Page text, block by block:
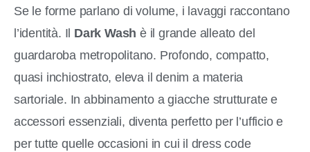
Se le forme parlano di volume, i lavaggi raccontano
l’identità. Il Dark Wash è il grande alleato del
guardaroba metropolitano. Profondo, compatto,
quasi inchiostrato, eleva il denim a materia
sartoriale. In abbinamento a giacche strutturate e
accessori essenziali, diventa perfetto per l’ufficio e
per tutte quelle occasioni in cui il dress code